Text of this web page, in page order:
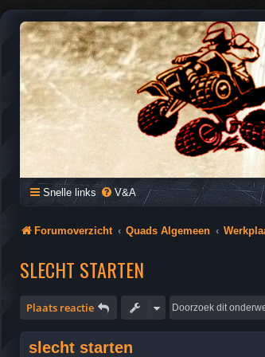
QUAD FORUM
Het Quad Forum van Nederland en
Snelle links V&A
Forumoverzicht Quads Algemeen
SLECHT STARTEN
Plaats reactie
slecht starten